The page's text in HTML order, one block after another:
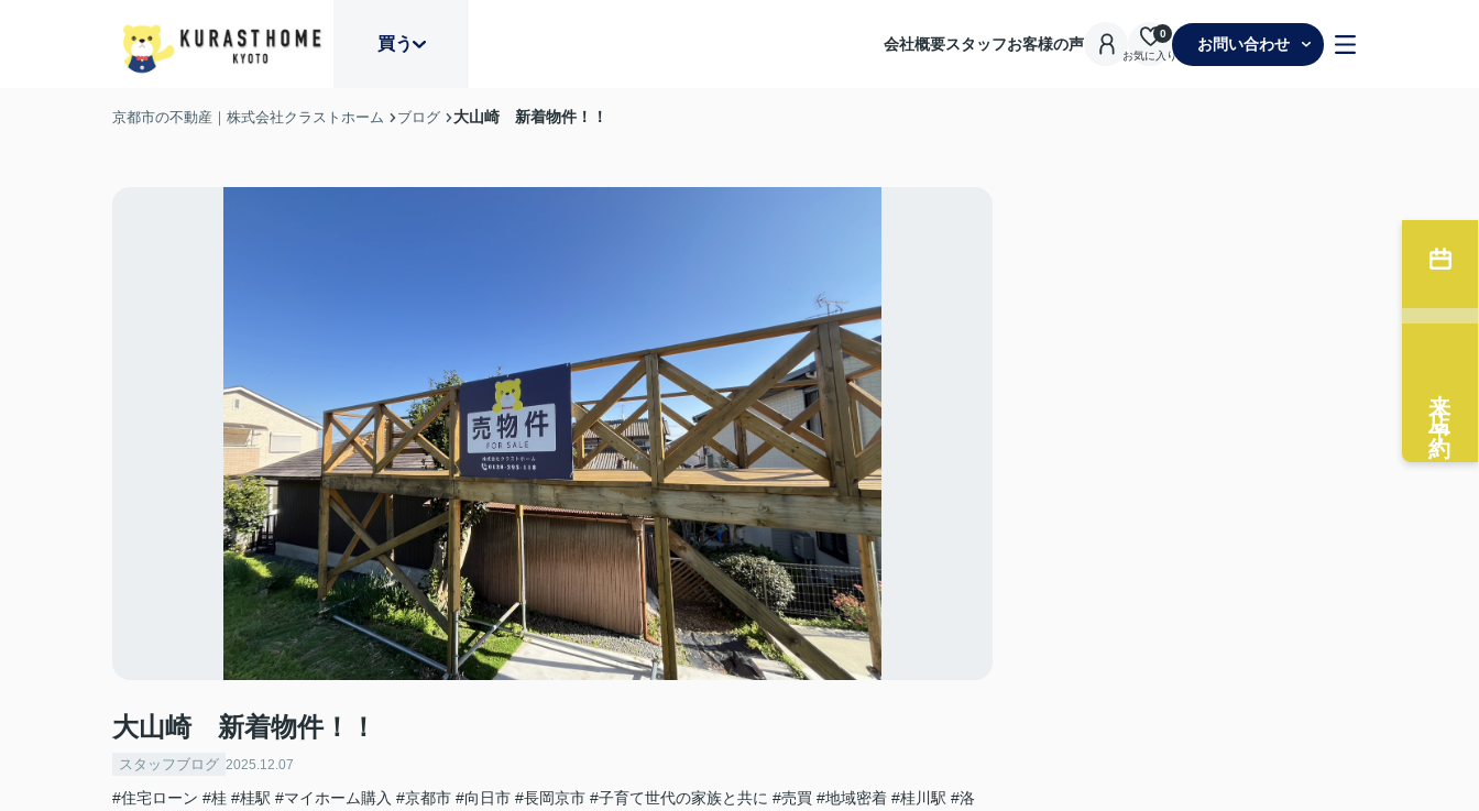
買う 会社概要スタッフお客様の声
お気に入り
0
お問い合わせ
京都市の不動産｜株式会社クラストホーム ブログ 大山崎 新着物件！！
大山崎 新着物件！！
スタッフブログ 2025.12.07
#住宅ローン #桂 #桂駅 #マイホーム購入 #京都市 #向日市 #長岡京市 #子育て世代の家族と共に #売買 #地域密着 #桂川駅 #洛
来店予約